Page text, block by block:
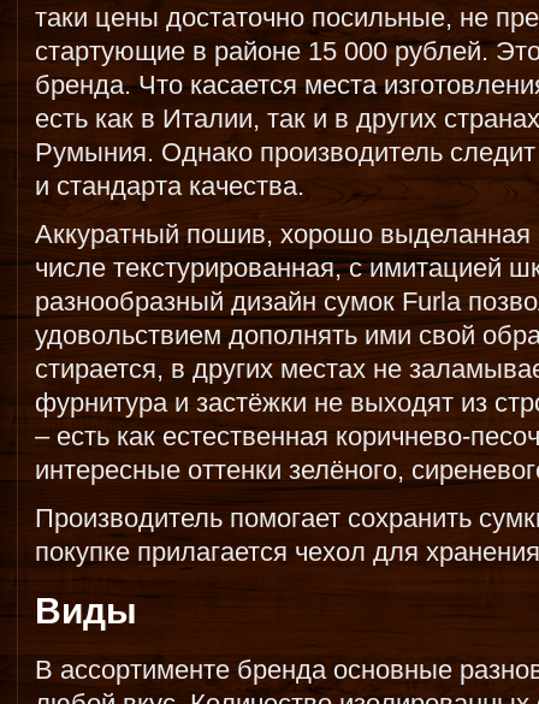
таки цены достаточно посильные, не
стартующие в районе 15 000 рублей.
бренда. Что касается места
есть как в Италии, так и в других
Румыния. Однако производитель
и стандарта качества.
Аккуратный пошив, хорошо выделанная
числе текстурированная, с имитацией
разнообразный дизайн сумок Furla
удовольствием дополнять ими свой
стирается, в других местах не
фурнитура и застёжки не выходят из
– есть как естественная коричнево-
интересные оттенки зелёного,
Производитель помогает сохранить
покупке прилагается чехол для
Виды
В ассортименте бренда основные